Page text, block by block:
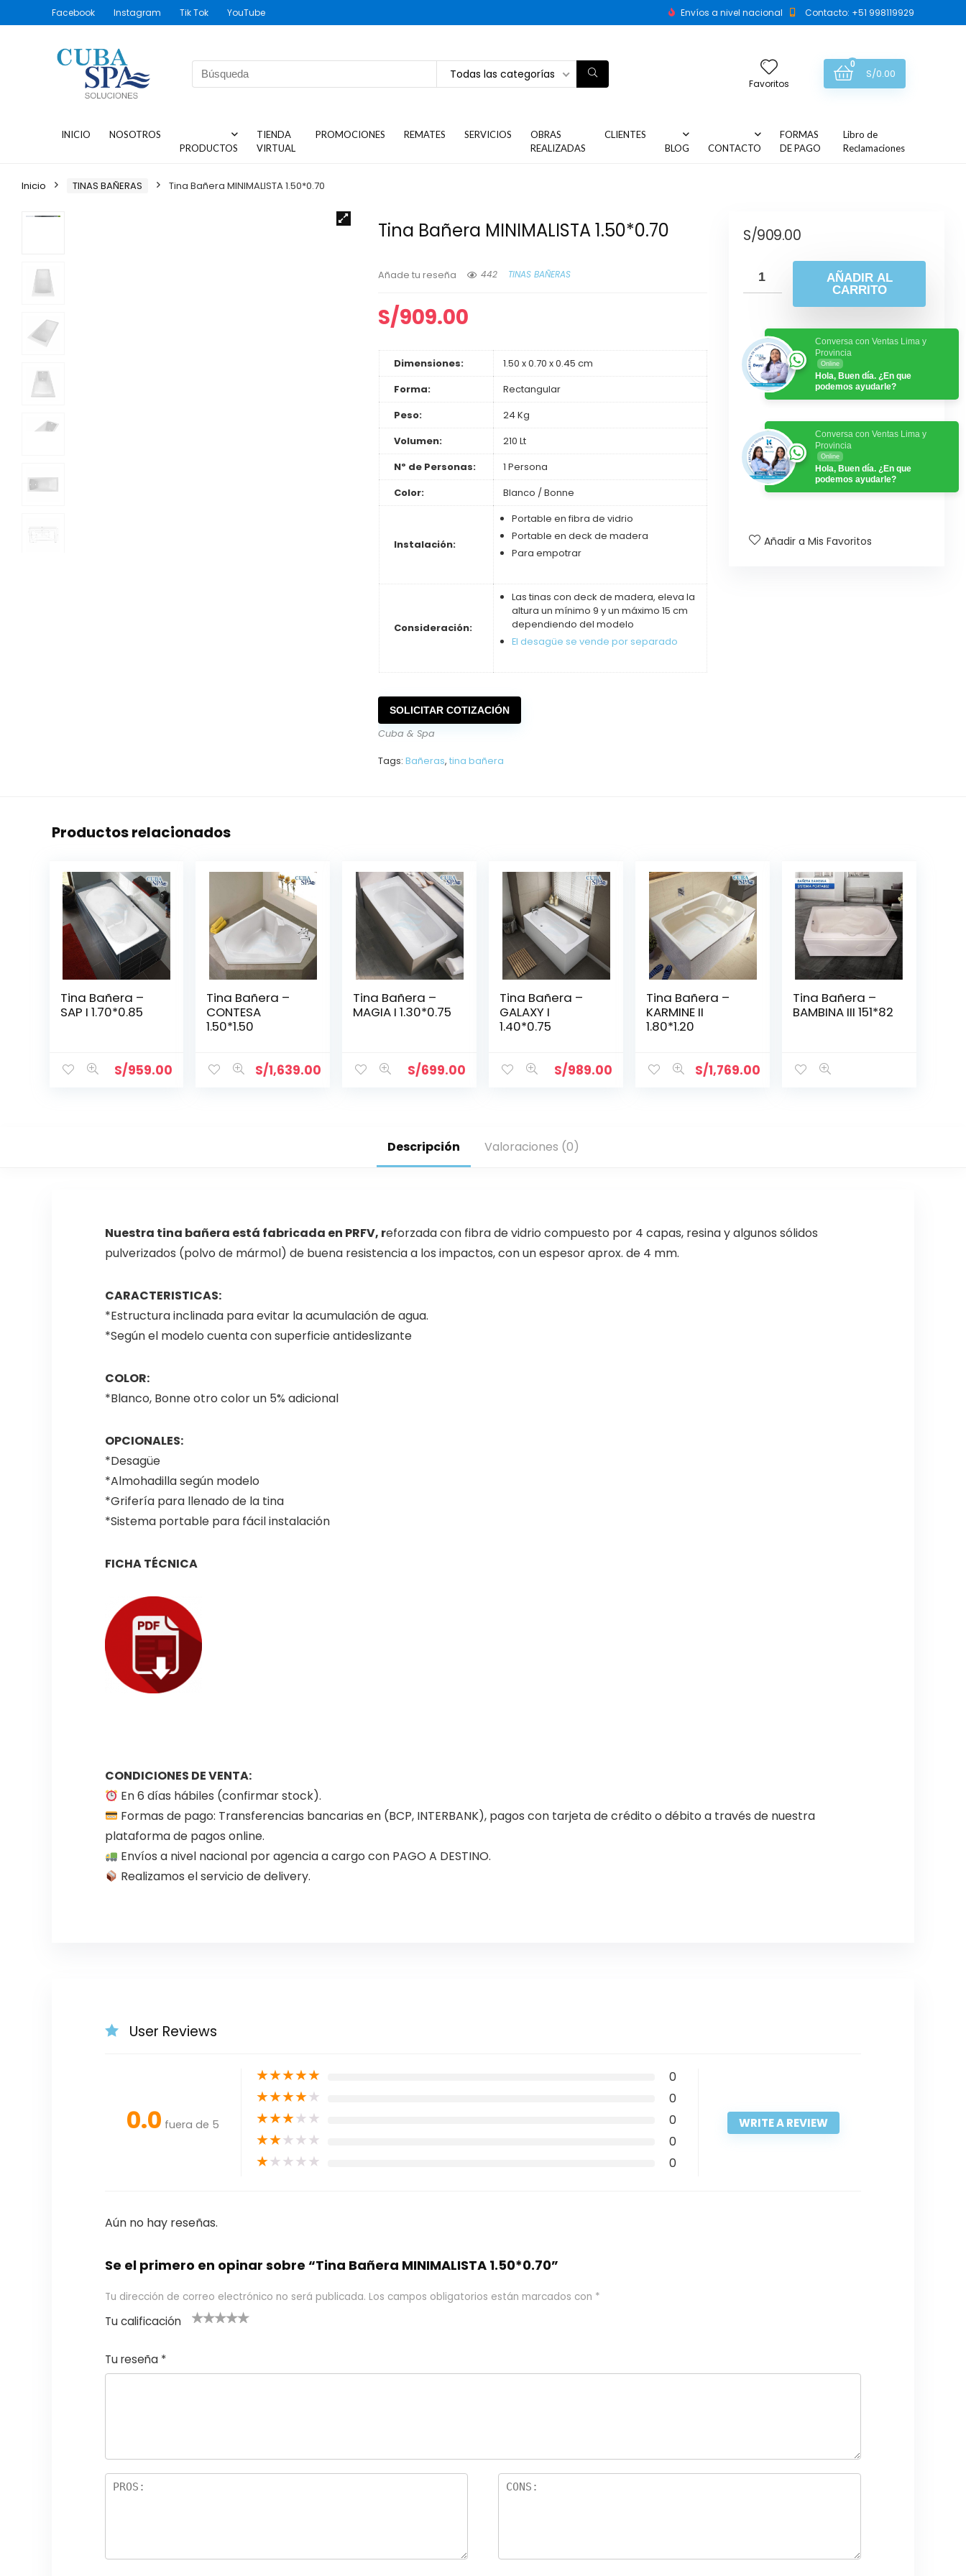
Facebook Instagram Tik Tok YouTube Envíos a nivel nacional Contacto: +51 998119929
Todas las categorías
Favoritos
0
S/0.00
INICIO
NOSOTROS
PRODUCTOS
TIENDA
VIRTUAL
PROMOCIONES REMATES SERVICIOS
OBRAS
REALIZADAS
CLIENTES
BLOG
CONTACTO
FORMAS
DE PAGO
Libro de
Reclamaciones
Inicio TINAS BAÑERAS Tina Bañera MINIMALISTA 1.50*0.70
Tina Bañera MINIMALISTA 1.50*0.70
Añade tu reseña 442 TINAS BAÑERAS
S/909.00
Dimensiones:
1.50 x 0.70 x 0.45 cm
Forma:
Rectangular
Peso:
24 Kg
Volumen:
210 Lt
Nº de Personas:
1 Persona
Color:
Blanco / Bonne
Instalación:
Portable en fibra de vidrio
Portable en deck de madera
Para empotrar
Consideración:
Las tinas con deck de madera, eleva la
altura un mínimo 9 y un máximo 15 cm
dependiendo del modelo
El desagüe se vende por separado
SOLICITAR COTIZACIÓN
Cuba & Spa
Tags:Bañeras,tina bañera
S/909.00
AÑADIR AL
CARRITO
Conversa con Ventas Lima y
Provincia
Online
Hola, Buen día. ¿En que
podemos ayudarle?
Conversa con Ventas Lima y
Provincia
Online
Hola, Buen día. ¿En que
podemos ayudarle?
Añadir a Mis Favoritos
Productos relacionados
Tina Bañera –
SAP I 1.70*0.85
S/959.00
Tina Bañera –
CONTESA
1.50*1.50
S/1,639.00
Tina Bañera –
MAGIA I 1.30*0.75
S/699.00
Tina Bañera –
GALAXY I
1.40*0.75
S/989.00
Tina Bañera –
KARMINE II
1.80*1.20
S/1,769.00
Tina Bañera –
BAMBINA III 151*82
Descripción Valoraciones (0)
Nuestra tina bañera está fabricada en PRFV, reforzada con fibra de vidrio compuesto por 4 capas, resina y algunos sólidos
pulverizados (polvo de mármol) de buena resistencia a los impactos, con un espesor aprox. de 4 mm.
CARACTERISTICAS:
*Estructura inclinada para evitar la acumulación de agua.
*Según el modelo cuenta con superficie antideslizante
COLOR:
*Blanco, Bonne otro color un 5% adicional
OPCIONALES:
*Desagüe
*Almohadilla según modelo
*Grifería para llenado de la tina
*Sistema portable para fácil instalación
FICHA TÉCNICA
CONDICIONES DE VENTA:
En 6 días hábiles (confirmar stock).
Formas de pago: Transferencias bancarias en (BCP, INTERBANK), pagos con tarjeta de crédito o débito a través de nuestra
plataforma de pagos online.
Envíos a nivel nacional por agencia a cargo con PAGO A DESTINO.
Realizamos el servicio de delivery.
User Reviews
0.0 fuera de 5
★★★★★ 0
★★★★★ 0
★★★★★ 0
★★★★★ 0
★★★★★ 0
WRITE A REVIEW
Aún no hay reseñas.
Se el primero en opinar sobre “Tina Bañera MINIMALISTA 1.50*0.70”
Tu dirección de correo electrónico no será publicada. Los campos obligatorios están marcados con *
Tu calificación
e
el
5
las
s
Tu reseña *